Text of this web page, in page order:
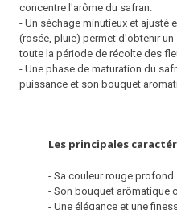
concentre l'arôme du safran.
- Un séchage minutieux et
(rosée, pluie) permet d'obtenir
toute la période de récolte des
- Une phase de maturation du
puissance et son bouquet
Les principales
- Sa couleur rouge profond.
- Son bouquet arômatique
- Une élégance et une